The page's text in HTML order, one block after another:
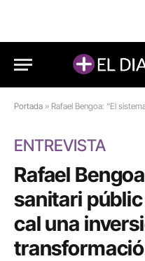
Portada » Rafael Bengoa: “El sistema sanitari
ENTREVISTA
Rafael
sanitari
cal una